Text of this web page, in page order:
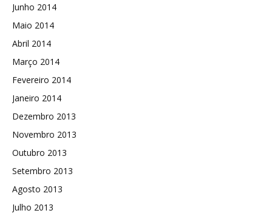
Junho 2014
Maio 2014
Abril 2014
Março 2014
Fevereiro 2014
Janeiro 2014
Dezembro 2013
Novembro 2013
Outubro 2013
Setembro 2013
Agosto 2013
Julho 2013